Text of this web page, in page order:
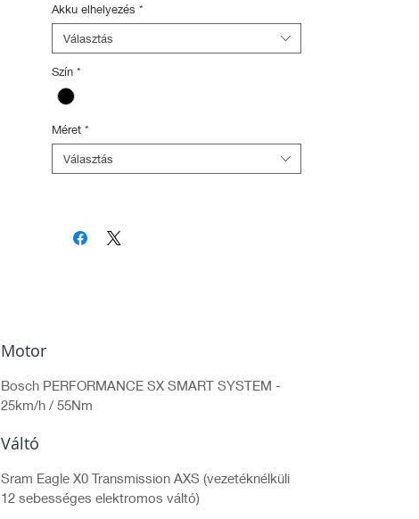
Akku elhelyezés *
Választás
Szín *
Méret *
Választás
Motor
Bosch PERFORMANCE SX SMART SYSTEM -
25km/h / 55Nm
Váltó
Sram Eagle X0 Transmission AXS (vezetéknélküli
12 sebességes elektromos váltó)